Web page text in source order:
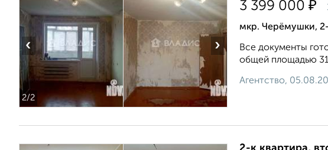
2/2
‹ ›
3 399 000 ₽
мкр. Черёмушки,
Все документы
общей площадью 31
Агентство,